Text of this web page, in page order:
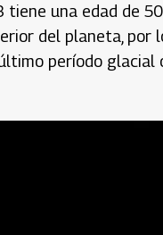
tiene una edad de
del planeta, por
período glacial